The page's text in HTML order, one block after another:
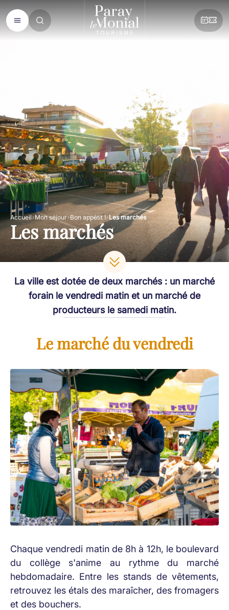
Accueil Mon séjour Bon appétit ! Les marchés
Les marchés
La ville est dotée de deux marchés : un marché
forain le vendredi matin et un marché de
producteurs le samedi matin.
Le marché du vendredi
Chaque vendredi matin de 8h à 12h, le boulevard
du collège s'anime au rythme du marché
hebdomadaire. Entre les stands de vêtements,
retrouvez les étals des maraîcher, des fromagers
et des bouchers.